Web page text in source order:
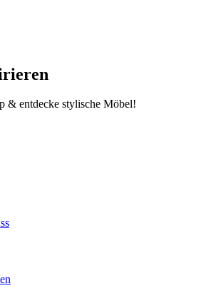
& entdecke stylische Möbel!